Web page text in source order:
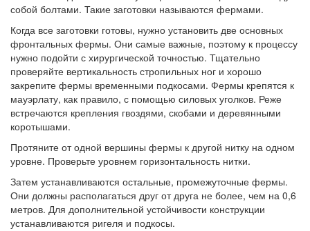
собой болтами. Такие заготовки называются фермами.
Когда все заготовки готовы, нужно установить две основных
фронтальных фермы. Они самые важные, поэтому к процессу
нужно подойти с хирургической точностью. Тщательно
проверяйте вертикальность стропильных ног и хорошо
закрепите фермы временными подкосами. Фермы крепятся к
мауэрлату, как правило, с помощью силовых уголков. Реже
встречаются крепления гвоздями, скобами и деревянными
коротышами.
Протяните от одной вершины фермы к другой нитку на одном
уровне. Проверьте уровнем горизонтальность нитки.
Затем устанавливаются остальные, промежуточные фермы.
Они должны располагаться друг от друга не более, чем на 0,6
метров. Для дополнительной устойчивости конструкции
устанавливаются ригеля и подкосы.